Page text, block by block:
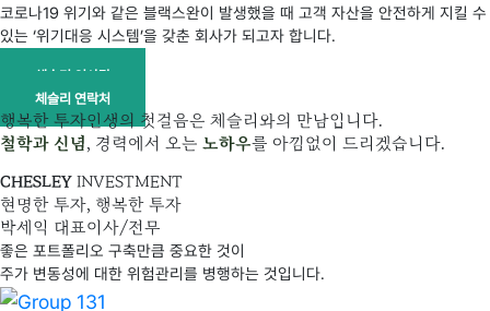
코로나19 위기와 같은 블랙스완이 발생했을 때 고객 자산을 안전하게 지킬 수
있는 ‘위기대응 시스템’을 갖춘 회사가 되고자 합니다.
체슬리 인사말
체슬리 연락처
행복한 투자인생의 첫걸음은 체슬리와의 만남입니다.
철학과 신념
, 경력에서 오는 노하우를 아낌없이 드리겠습니다.
CHESLEY INVESTMENT
현명한 투자, 행복한 투자
박세익 대표이사/전무
좋은 포트폴리오 구축만큼 중요한 것이
주가 변동성에 대한 위험관리를 병행하는 것입니다.